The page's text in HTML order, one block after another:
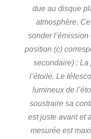
due au disque
atmosphère.
sonder
position (c)
secondaire) :
l’étoile. Le
lumineux de
soustraire sa
est juste avant et
mesurée est